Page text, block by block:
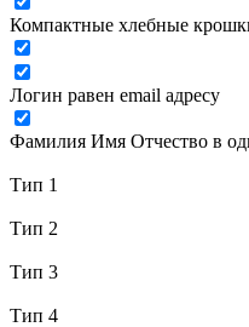
Компактные хлебные
Логин равен email адресу
Фамилия Имя Отчество в
Тип 1
Тип 2
Тип 3
Тип 4